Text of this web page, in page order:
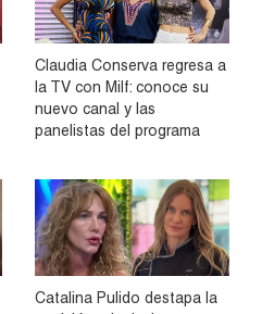
Claudia Conserva regresa a
la TV con Milf: conoce su
nuevo canal y las
panelistas del programa
Catalina Pulido destapa la